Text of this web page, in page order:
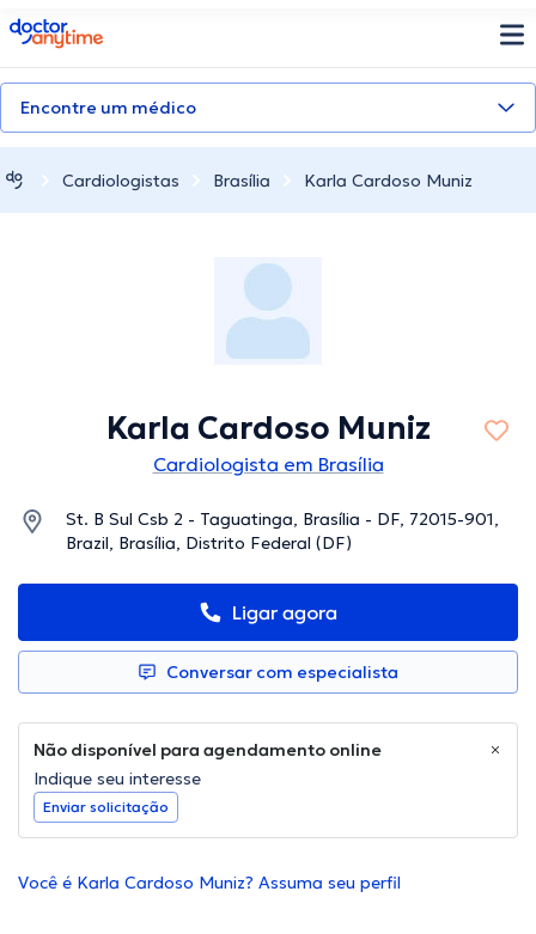
doctoranytime
Encontre um médico
Cardiologistas Brasília Karla Cardoso Muniz
Karla Cardoso Muniz
Cardiologista em Brasília
St. B Sul Csb 2 - Taguatinga, Brasília - DF, 72015-901,
Brazil, Brasília, Distrito Federal (DF)
Ligar agora
Conversar com especialista
Não disponível para agendamento online
Indique seu interesse
Enviar solicitação
Você é Karla Cardoso Muniz? Assuma seu perfil